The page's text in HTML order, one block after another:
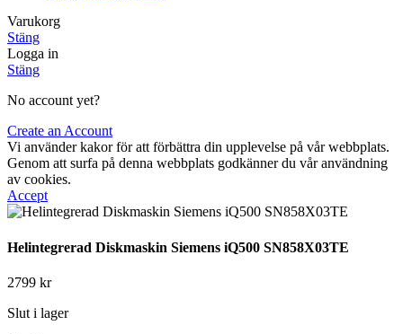
Varukorg
Stäng
Logga in
Stäng
No account yet?
Create an Account
Vi använder kakor för att förbättra din upplevelse på vår webbplats.
Genom att surfa på denna webbplats godkänner du vår användning
av cookies.
Accept
Helintegrerad Diskmaskin Siemens iQ500 SN858X03TE
2799 kr
Slut i lager